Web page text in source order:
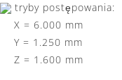
tryby postępowania:
X = 6.000 mm
Y = 1.250 mm
Z = 1.600 mm